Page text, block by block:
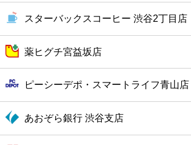
病院
スターバックスコーヒー 渋谷2丁目店
薬ヒグチ宮益坂店
ピーシーデポ・スマートライフ青山店
あおぞら銀行 渋谷支店